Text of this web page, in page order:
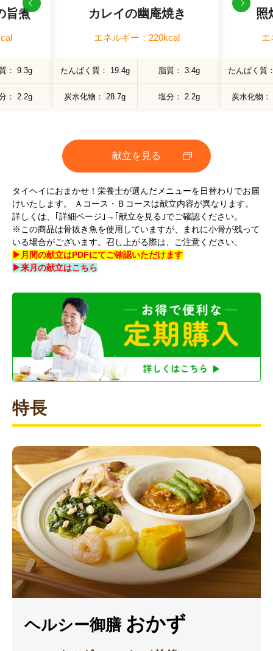
旨煮
9.3g
2.2g
カレイの幽庵焼き
エネルギー：220kcal
たんぱく質 19.4g 脂質 3.4g
炭水化物 28.7g 塩分 2.2g
照
エ
たんぱく質
炭水化物
献立を見る
タイヘイにおまかせ！栄養士が選んだメニューを日替わりでお届
けいたします。 Ａコース・Ｂコースは献立内容が異なります。
詳しくは、｢詳細ページ｣→｢献立を見る｣でご確認ください。
※この商品は骨抜き魚を使用していますが、まれに小骨が残って
いる場合がございます。召し上がる際は、ご注意ください。
▶月間の献立はPDFにてご確認いただけます
▶来月の献立はこちら
特長
ヘルシー御膳 おかず